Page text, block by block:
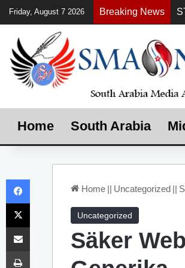
Friday, August 7 2026 Breaking News
Home South Arabia
Home || Uncategorized ||
Uncategorized
Säker